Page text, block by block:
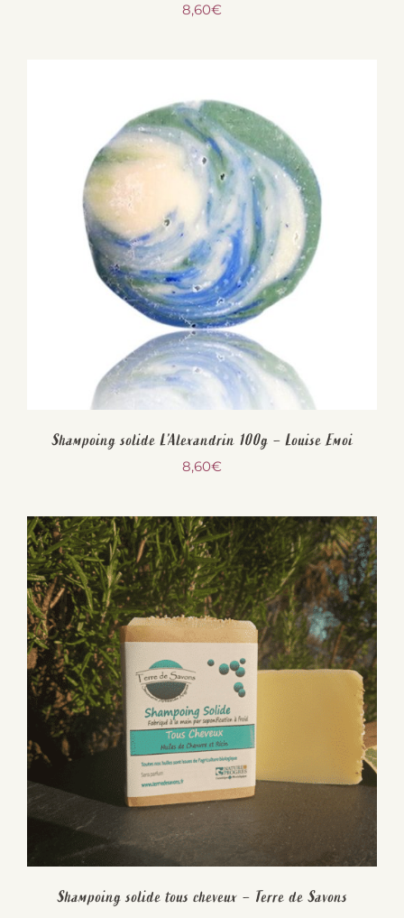
8,60€
Shampoing solide L’Alexandrin 100g – Louise Emoi
8,60€
Shampoing solide tous cheveux – Terre de Savons